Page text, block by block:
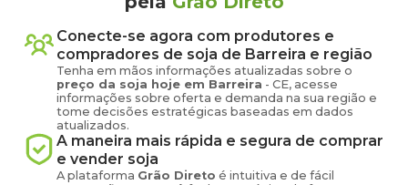
Conecte-se agora com produtores e
compradores de soja de Barreira e região
Tenha em mãos informações atualizadas sobre o
preço da soja hoje em Barreira - CE, acesse
informações sobre oferta e demanda na sua região e
tome decisões estratégicas baseadas em dados
atualizados.
A maneira mais rápida e segura de comprar
e vender soja
A plataforma Grão Direto é intuitiva e de fácil